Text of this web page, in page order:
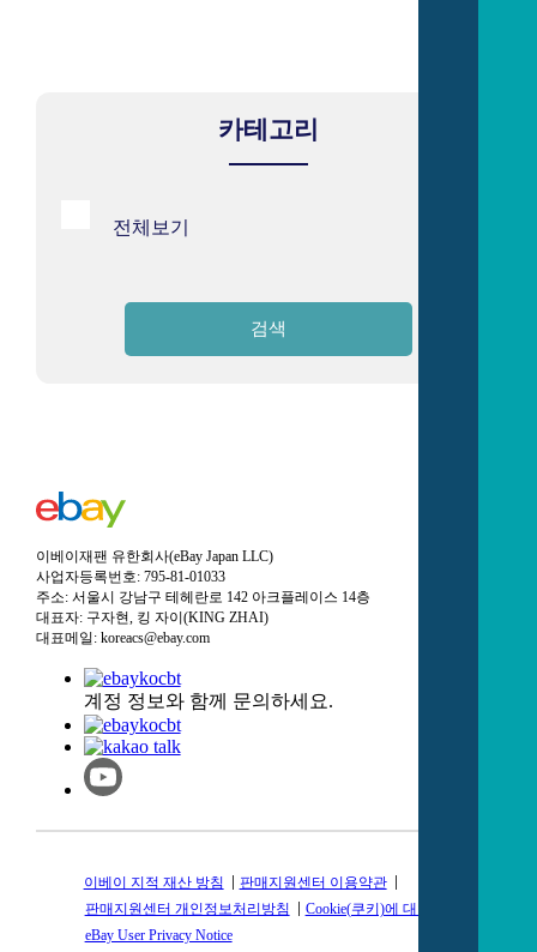
카테고리
전체보기
검색
이베이재팬 유한회사(eBay Japan LLC)
사업자등록번호: 795-81-01033
주소: 서울시 강남구 테헤란로 142 아크플레이스 14층
대표자: 구자현, 킹 자이(KING ZHAI)
대표메일: koreacs@ebay.com
계정 정보와 함께 문의하세요.
이베이 지적 재산 방침
판매지원센터 이용약관
판매지원센터 개인정보처리방침
Cookie(쿠키)에 대한 방침
eBay User Privacy Notice